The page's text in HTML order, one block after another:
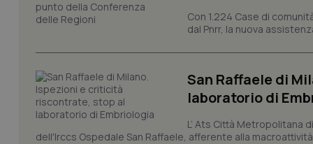
Con 1.224 Case di
dal Pnrr, la nuova
San Raffaele di
laboratorio di
L’ Ats Città Metropolitana
dell'Irccs Ospedale San Raffaele, afferente alla
_ga_KM60CM4NPH
Nome
VISITOR_INFO1_LIVE